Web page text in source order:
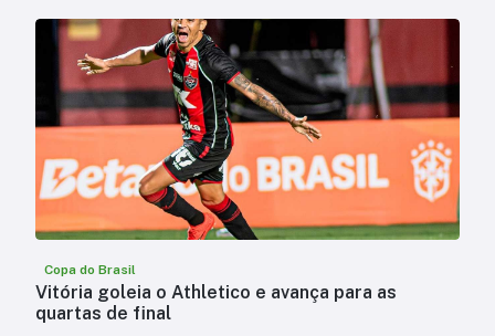
Copa do Brasil
Vitória goleia o Athletico e avança para as
quartas de final